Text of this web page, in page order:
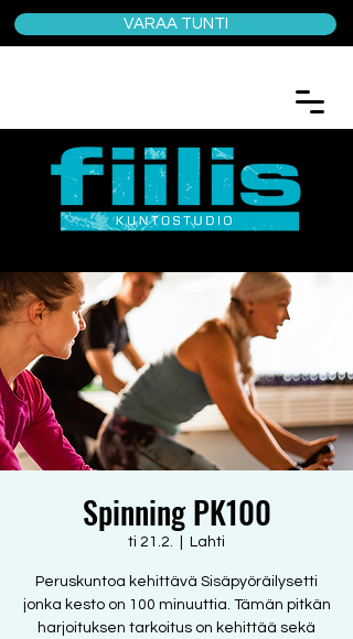
VARAA TUNTI
Spinning PK100
ti 21.2. Lahti
Peruskuntoa kehittävä Sisäpyöräilysetti
jonka kesto on 100 minuuttia. Tämän pitkän
harjoituksen tarkoitus on kehittää sekä